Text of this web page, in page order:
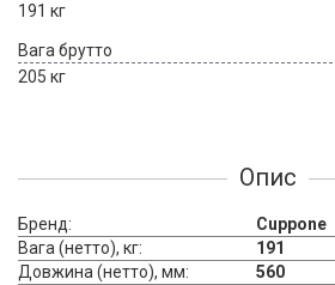
191 кг
Вага брутто
205 кг
Опис
Бренд:
Cuppone
Вага (нетто), кг:
191
Довжина (нетто), мм:
560